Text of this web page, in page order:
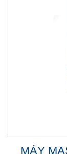
MÁY